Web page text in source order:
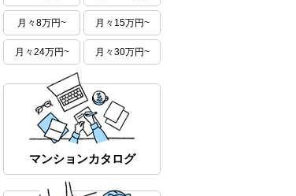
月々8万円~ 月々15万円~
月々24万円~ 月々30万円~
マンションカタログ